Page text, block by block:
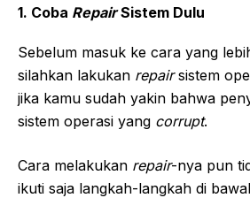
1. Coba RepairSistem Dulu
Sebelum masuk ke cara yang
silahkan lakukan repairsistem
jika kamu sudah yakin bahwa
sistem operasi yang corrupt.
Cara melakukan repair-nya pun
ikuti saja langkah-langkah di